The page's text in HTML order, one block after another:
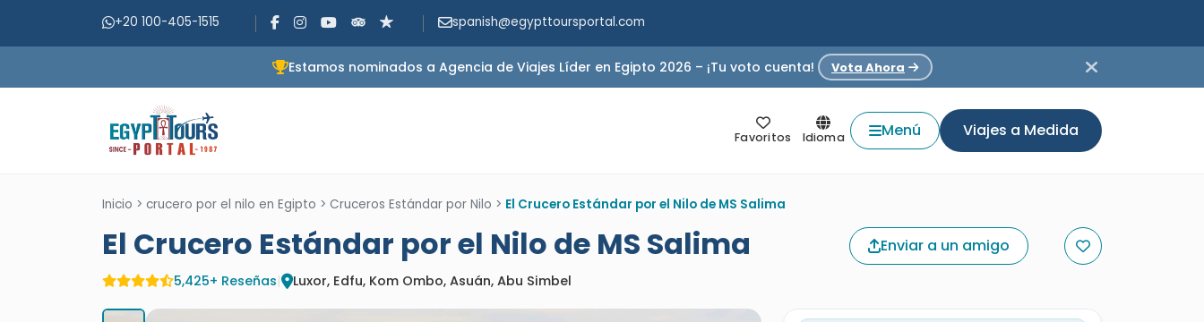
+20 100-405-1515 spanish@egypttoursportal.com
Estamos nominados a Agencia de Viajes Líder en Egipto 2026 – ¡Tu voto cuenta! Vota Ahora
Favoritos Idioma Menú Viajes a Medida
Inicio > crucero por el nilo en Egipto > Cruceros Estándar por Nilo > El Crucero Estándar por el Nilo de MS Salima
El Crucero Estándar por el Nilo de MS Salima Enviar a un amigo
5,425+ Reseñas| Luxor, Edfu, Kom Ombo, Asuán, Abu Simbel